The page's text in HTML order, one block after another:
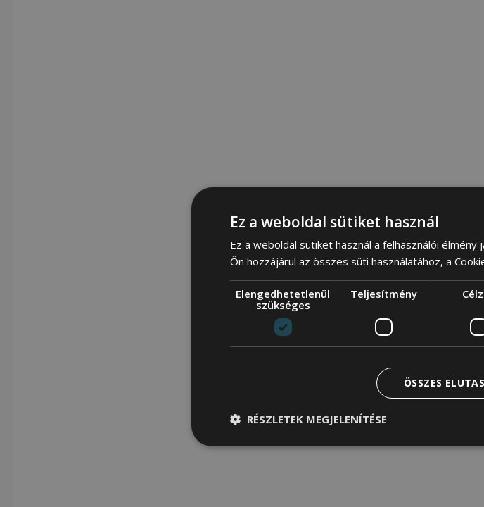
Ez a weboldal sütiket használ
Ez a weboldal sütiket használ a felhasználói
Ön hozzájárul az összes süti használatához, a
Elengedhetetlenül
szükséges
Teljesítmény
ÖSSZES
RÉSZLETEK MEGJELENÍTÉSE